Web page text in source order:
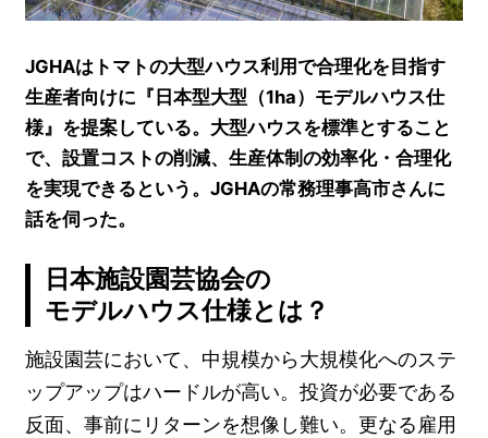
JGHAはトマトの大型ハウス利用で合理化を目指す
生産者向けに『日本型大型（1ha）モデルハウス仕
様』を提案している。大型ハウスを標準とすること
で、設置コストの削減、生産体制の効率化・合理化
を実現できるという。JGHAの常務理事高市さんに
話を伺った。
日本施設園芸協会の
モデルハウス仕様とは？
施設園芸において、中規模から大規模化へのステ
ップアップはハードルが高い。投資が必要である
反面、事前にリターンを想像し難い。更なる雇用